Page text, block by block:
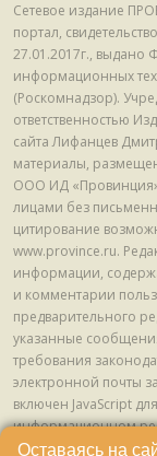
Сетевое издание
портал,
27.01.2017г., выдано
информационных
(Роскомнадзор).
ответственностью
сайта Лифанцев
материалы,
ООО ИД «Провинция»
лицами без
цитирование
www.province.ru.
информации,
и комментарии
предварительного
указанные
требования
электронной почты
включен JavaScript
информационном
технологии
Оставаясь на